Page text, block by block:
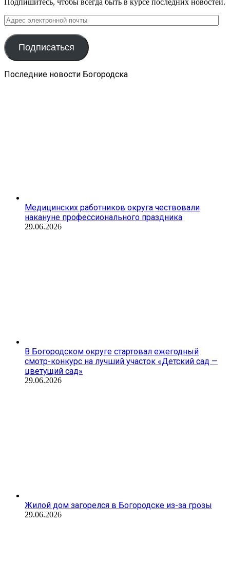
Подпишитесь, чтобы всегда быть в курсе последних новостей.
Адрес
электронной
почты
Подписаться
Последние новости Богородска
Медицинских работников округа чествовали
накануне профессионального праздника
29.06.2026
В Богородском округе стартовал ежегодный
смотр-конкурс на лучший участок «Детский сад —
цветущий сад»
29.06.2026
Жилой дом загорелся в Богородске из-за грозы
29.06.2026